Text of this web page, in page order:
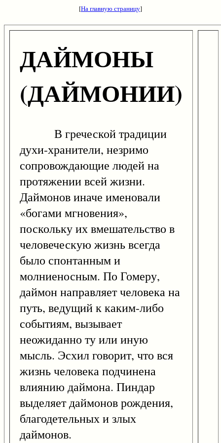
[На главную страницу]
ДАЙМОНЫ
(ДАЙМОНИИ)
В греческой традиции
духи-хранители, незримо
сопровождающие людей на
протяжении всей жизни.
Даймонов иначе именовали
«богами мгновения»,
поскольку их вмешательство в
человеческую жизнь всегда
было спонтанным и
молниеносным. По Гомеру,
даймон направляет человека на
путь, ведущий к каким-либо
событиям, вызывает
неожиданно ту или иную
мысль. Эсхил говорит, что вся
жизнь человека подчинена
влиянию даймона. Пиндар
выделяет даймонов рождения,
благодетельных и злых
даймонов.